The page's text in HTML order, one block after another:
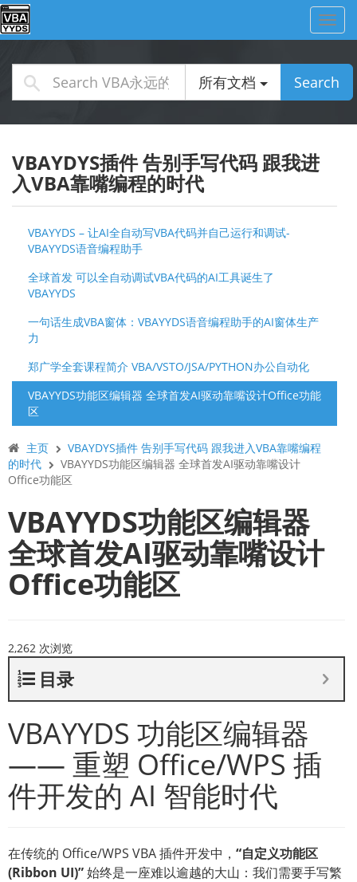
所有文档 Search
VBAYDYS插件 告别手写代码 跟我进
入VBA靠嘴编程的时代
VBAYYDS – 让AI全自动写VBA代码并自己运行和调试-
VBAYYDS语音编程助手
全球首发 可以全自动调试VBA代码的AI工具诞生了
VBAYYDS
一句话生成VBA窗体：VBAYYDS语音编程助手的AI窗体生产
力
郑广学全套课程简介 VBA/VSTO/JSA/PYTHON办公自动化
VBAYYDS功能区编辑器 全球首发AI驱动靠嘴设计Office功能
区
主页
VBAYDYS插件 告别手写代码 跟我进入VBA靠嘴编程
的时代
VBAYYDS功能区编辑器 全球首发AI驱动靠嘴设计
Office功能区
VBAYYDS功能区编辑器
全球首发AI驱动靠嘴设计
Office功能区
2,262 次浏览
目录
VBAYYDS 功能区编辑器
—— 重塑 Office/WPS 插
件开发的 AI 智能时代
在传统的 Office/WPS VBA 插件开发中， “自定义功能区
(Ribbon UI)”始终是一座难以逾越的大山：我们需要手写繁